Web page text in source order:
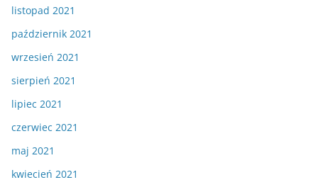
listopad 2021
październik 2021
wrzesień 2021
sierpień 2021
lipiec 2021
czerwiec 2021
maj 2021
kwiecień 2021